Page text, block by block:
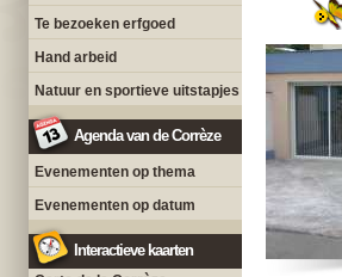
Te bezoeken erfgoed
Hand arbeid
Natuur en sportieve uitstapjes
Agenda van de Corrèze
Evenementen op thema
Evenementen op datum
Interactieve kaarten